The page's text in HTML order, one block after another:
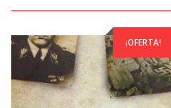
¡OFERTA!